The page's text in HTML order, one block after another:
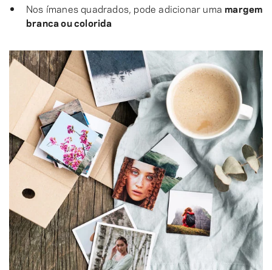
Nos ímanes quadrados, pode adicionar umamargem
branca ou colorida